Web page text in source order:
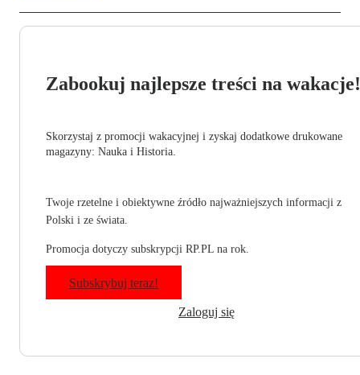
Zabookuj najlepsze treści na wakacje!
Skorzystaj z promocji wakacyjnej i zyskaj dodatkowe drukowane
magazyny: Nauka i Historia.
Twoje rzetelne i obiektywne źródło najważniejszych informacji z
Polski i ze świata.
Promocja dotyczy subskrypcji RP.PL na rok.
Subskrybuj teraz!
Zaloguj się